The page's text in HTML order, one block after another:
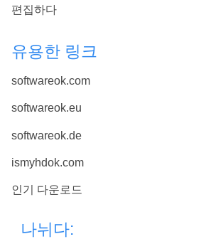
편집하다
유용한 링크
softwareok.com
softwareok.eu
softwareok.de
ismyhdok.com
인기 다운로드
나뉘다: